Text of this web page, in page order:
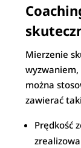
Mierzenie
można
zawierać
Prędkość